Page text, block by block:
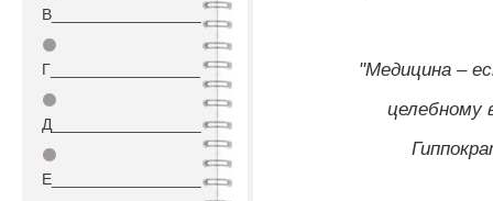
В_________________
⚫
Г_________________
⚫
Д_________________
⚫
Е_________________
"Медицина –
целебному